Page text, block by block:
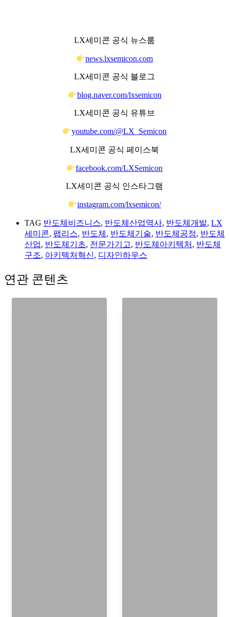
LX세미콘 공식 뉴스룸
news.lxsemicon.com
LX세미콘 공식 블로그
blog.naver.com/lxsemicon
LX세미콘 공식 유튜브
youtube.com/@LX_Semicon
LX세미콘 공식 페이스북
facebook.com/LXSemicon
LX세미콘 공식 인스타그램
instagram.com/lxsemicon/
TAG 반도체비즈니스, 반도체산업역사, 반도체개발, LX
세미콘, 팹리스, 반도체 , 반도체기술, 반도체공정, 반도체
산업, 반도체기초, 전문가기고, 반도체아키텍처 , 반도체
구조, 아키텍처혁신, 디자인하우스
연관 콘텐츠